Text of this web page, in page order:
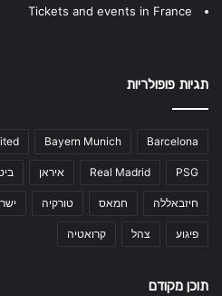
Tickets and events in France
תגיות פופולריות
Barcelona
Bayern Munich
PSG
Real Madrid איראן
חיזבאללה חמאס טורקיה
פיגוע צהל קרואטיה
תוכן מקודם